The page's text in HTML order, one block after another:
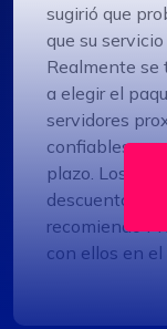
sugirió que
que su
Realmente se
a elegir el
servidores
confiables y
plazo. Los
descuento
recomiendo
con ellos en el